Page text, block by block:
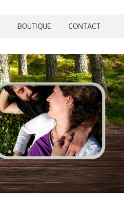
BOUTIQUE CONTACT